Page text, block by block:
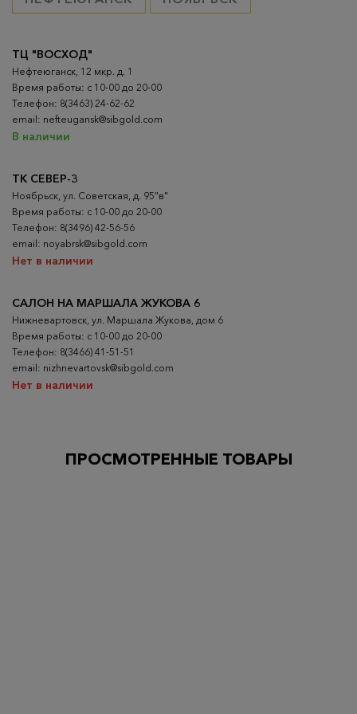
ТК СЕВЕР-3
Ноябрьск, ул. Советская, д. 95"в"
Время работы: с 10-00 до 20-00
Телефон: 8(3496) 42-56-56
email: noyabrsk@sibgold.com
Нет в наличии
ТЦ "ВОСХОД"
Нефтеюганск, 12 мкр. д. 1
Время работы: с 10-00 до 20-00
Телефон: 8(3463) 24-62-62
email: nefteugansk@sibgold.com
В наличии
САЛОН НА МАРШАЛА ЖУКОВА 6
Нижневартовск, ул. Маршала Жукова, дом 6
Время работы: с 10-00 до 20-00
Телефон: 8(3466) 41-51-51
email: nizhnevartovsk@sibgold.com
Нет в наличии
ПРОСМОТРЕННЫЕ ТОВАРЫ